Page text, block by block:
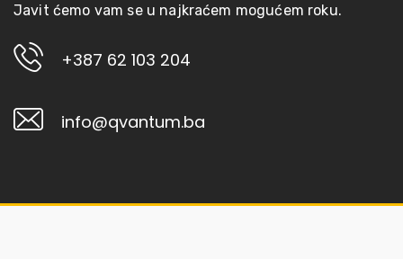
Javit ćemo vam se u najkraćem mogućem roku.
+387 62 103 204
info@qvantum.ba